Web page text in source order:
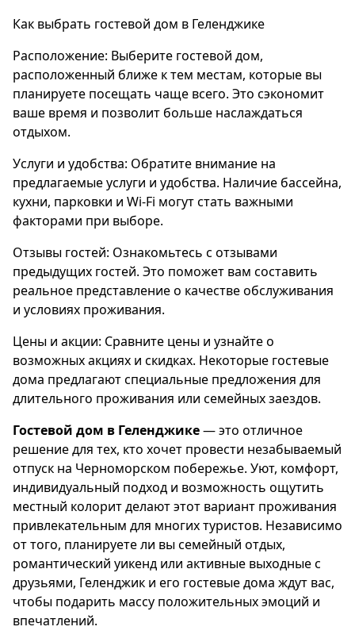
Как выбрать гостевой дом в Геленджике
Расположение: Выберите гостевой дом,
расположенный ближе к тем местам, которые вы
планируете посещать чаще всего. Это сэкономит
ваше время и позволит больше наслаждаться
отдыхом.
Услуги и удобства: Обратите внимание на
предлагаемые услуги и удобства. Наличие бассейна,
кухни, парковки и Wi-Fi могут стать важными
факторами при выборе.
Отзывы гостей: Ознакомьтесь с отзывами
предыдущих гостей. Это поможет вам составить
реальное представление о качестве обслуживания
и условиях проживания.
Цены и акции: Сравните цены и узнайте о
возможных акциях и скидках. Некоторые гостевые
дома предлагают специальные предложения для
длительного проживания или семейных заездов.
Гостевой дом в Геленджике— это отличное
решение для тех, кто хочет провести незабываемый
отпуск на Черноморском побережье. Уют, комфорт,
индивидуальный подход и возможность ощутить
местный колорит делают этот вариант проживания
привлекательным для многих туристов. Независимо
от того, планируете ли вы семейный отдых,
романтический уикенд или активные выходные с
друзьями, Геленджик и его гостевые дома ждут вас,
чтобы подарить массу положительных эмоций и
впечатлений.